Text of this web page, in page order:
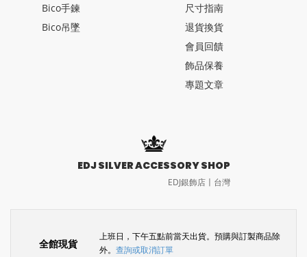
Bico手鍊
Bico吊墜
尺寸指南
退貨換貨
會員回饋
飾品保養
專題文章
EDJ SILVER ACCESSORY SHOP
EDJ銀飾店〡台灣
全館現貨
上班日，下午五點前當天出貨。預購與訂製商品除
外。 查詢或取消訂單